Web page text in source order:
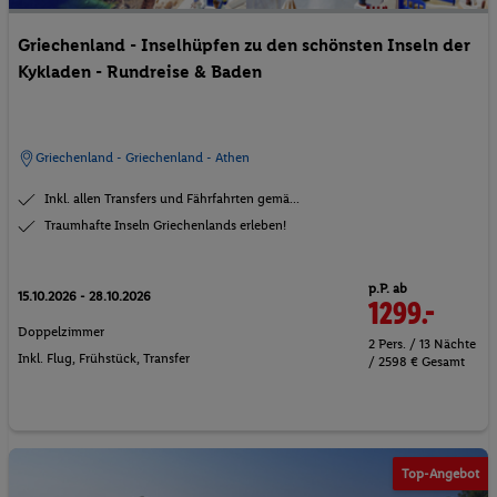
Griechenland - Inselhüpfen zu den schönsten Inseln der
Kykladen - Rundreise & Baden
Griechenland - Griechenland - Athen
Inkl. allen Transfers und Fährfahrten gemä...
Traumhafte Inseln Griechenlands erleben!
15.10.2026 - 28.10.2026
Doppelzimmer
Inkl. Flug, Frühstück, Transfer
p.P. ab
1299.-
2 Pers. / 13 Nächte
/ 2598 € Gesamt
Top-Angebot